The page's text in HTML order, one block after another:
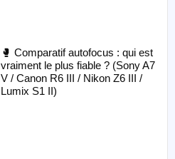
🥊 Comparatif autofocus : qui est
vraiment le plus fiable ? (Sony A7
V / Canon R6 III / Nikon Z6 III /
Lumix S1 II)